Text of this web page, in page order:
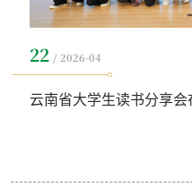
22 2026-04
云南省大学生读书分享